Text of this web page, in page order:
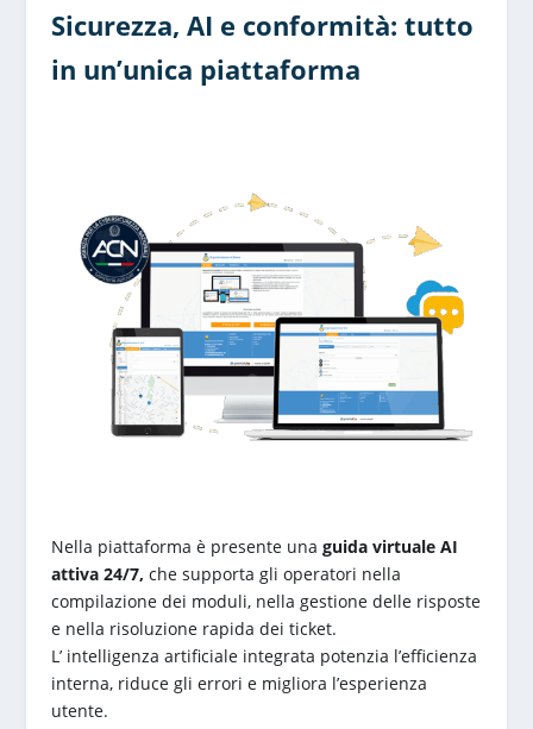
Sicurezza, AI e conformità: tutto
in un’unica piattaforma
Nella piattaforma è presente una guida virtuale AI
attiva 24/7, che supporta gli operatori nella
compilazione dei moduli, nella gestione delle risposte
e nella risoluzione rapida dei ticket.
L’ intelligenza artificiale integrata potenzia l’efficienza
interna, riduce gli errori e migliora l’esperienza
utente.